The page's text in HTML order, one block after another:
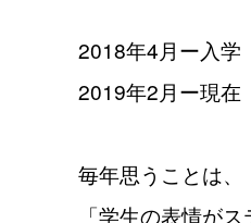
2018年4月ー入学
2019年2月ー現在
毎年思うことは、
「学生の表情が